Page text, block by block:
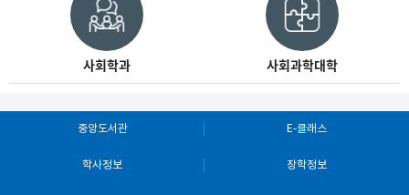
사회학과 사회과학대학
중앙도서관 E-클래스
학사정보 장학정보